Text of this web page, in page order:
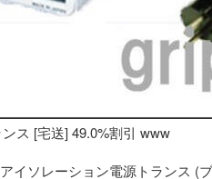
ス [宅送] 49.0%割引 www